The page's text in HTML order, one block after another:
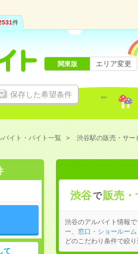
件
保存した希望条件
関東版 エリア変更
バイト・バイト一覧 渋谷駅の販売・サー
て
渋谷で 販売・
渋谷のアルバイト情報
ー
窓口・ショールー
どのこだわり条件で絞り